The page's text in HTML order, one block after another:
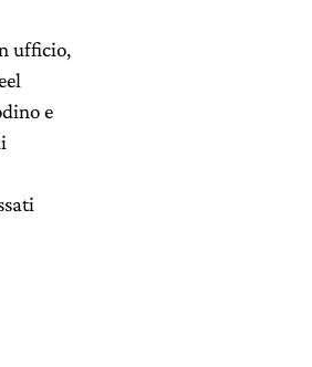
ufficio,
e